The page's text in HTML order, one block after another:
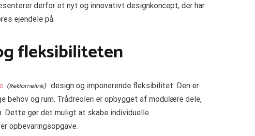
derfor et nyt og innovativt designkoncept, der har
ejendele på.
fleksibiliteten
design og imponerende fleksibilitet. Den er
og rum. Trådreolen er opbygget af modulære dele,
Dette gør det muligt at skabe individuelle
opbevaringsopgave.